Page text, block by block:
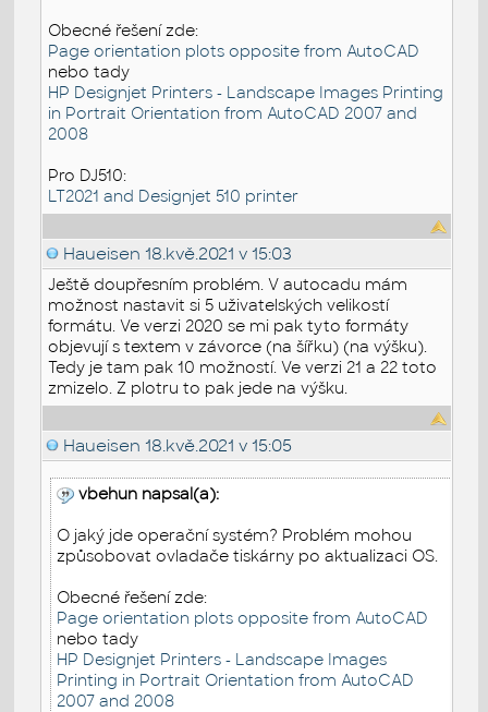
Obecné řešení zde:
Page orientation plots opposite from AutoCAD
nebo tady
HP Designjet Printers - Landscape Images Printing
in Portrait Orientation from AutoCAD 2007 and
2008
Pro DJ510:
LT2021 and Designjet 510 printer
Haueisen 18.kvě.2021 v 15:03
Ještě doupřesním problém. V autocadu mám
možnost nastavit si 5 uživatelských velikostí
formátu. Ve verzi 2020 se mi pak tyto formáty
objevují s textem v závorce (na šířku) (na výšku).
Tedy je tam pak 10 možností. Ve verzi 21 a 22 toto
zmizelo. Z plotru to pak jede na výšku.
Haueisen 18.kvě.2021 v 15:05
vbehun napsal(a):
O jaký jde operační systém? Problém mohou
způsobovat ovladače tiskárny po aktualizaci OS.
Obecné řešení zde:
Page orientation plots opposite from AutoCAD
nebo tady
HP Designjet Printers - Landscape Images
Printing in Portrait Orientation from AutoCAD
2007 and 2008